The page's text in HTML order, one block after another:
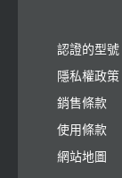
認證的型號
隱私權政策
銷售條款
使用條款
網站地圖